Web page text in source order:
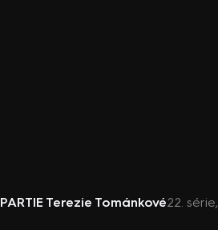
PARTIE Terezie Tománkové